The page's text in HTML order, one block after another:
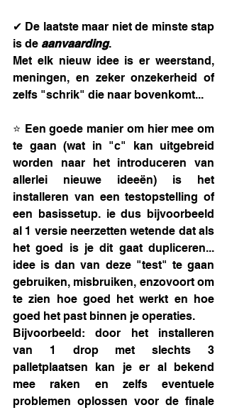
✔ De laatste maar niet de minste stap
is de aanvaarding.
Met elk nieuw idee is er weerstand,
meningen, en zeker onzekerheid of
zelfs "schrik" die naar bovenkomt...
⭐ Een goede manier om hier mee om
te gaan (wat in "c" kan uitgebreid
worden naar het introduceren van
allerlei nieuwe ideeën) is het
installeren van een testopstelling of
een basissetup. ie dus bijvoorbeeld
al 1 versie neerzetten wetende dat als
het goed is je dit gaat dupliceren...
idee is dan van deze "test" te gaan
gebruiken, misbruiken, enzovoort om
te zien hoe goed het werkt en hoe
goed het past binnen je operaties.
Bijvoorbeeld: door het installeren
van 1 drop met slechts 3
palletplaatsen kan je er al bekend
mee raken en zelfs eventuele
problemen oplossen voor de finale